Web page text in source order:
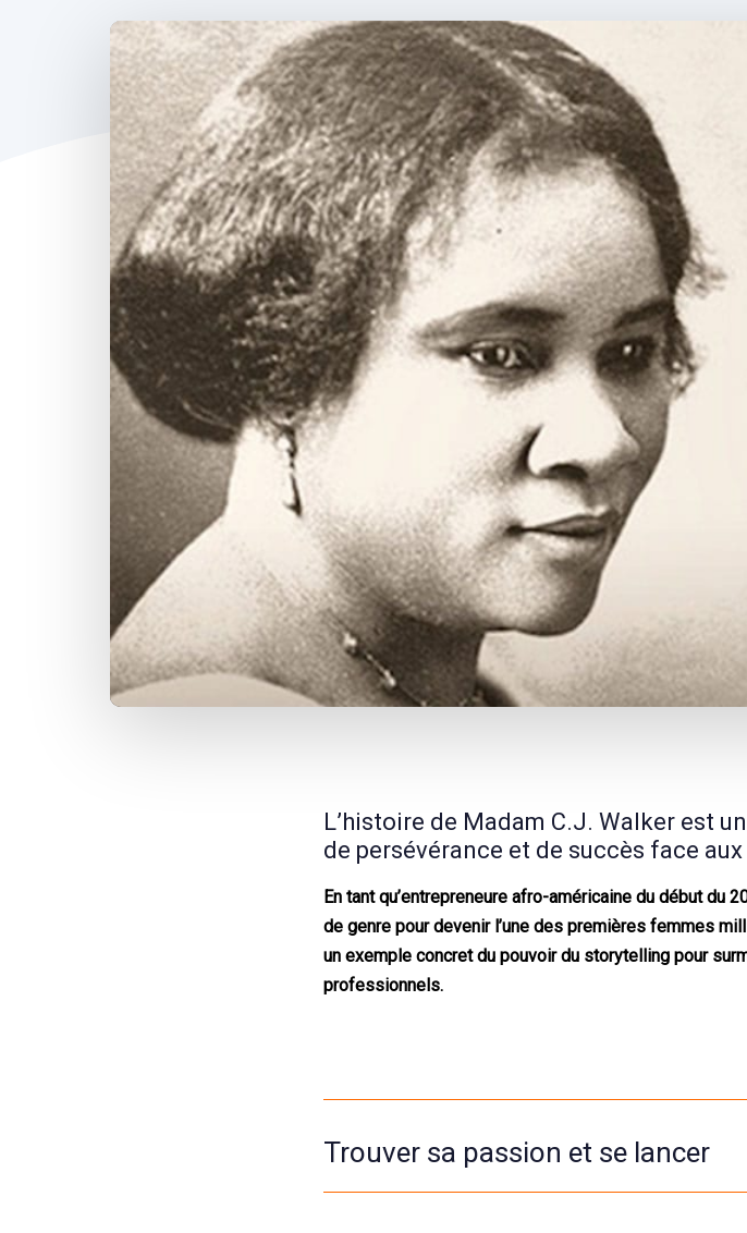
L’histoire de Madam C.J. Walker est
de persévérance et de succès face
En tant qu’entrepreneure afro-américaine du début
de genre pour devenir l’une des premières femmes
un exemple concret du pouvoir du storytelling pour
professionnels.
Trouver sa passion et se lancer